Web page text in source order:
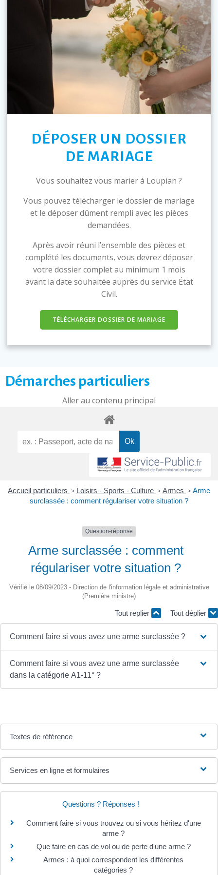
DÉPOSER UN DOSSIER
DE MARIAGE
Vous souhaitez vous marier à Loupian ?
Vous pouvez télécharger le dossier de mariage
et le déposer dûment rempli avec les pièces
demandées.
Après avoir réuni l’ensemble des pièces et
complété les documents, vous devrez déposer
votre dossier complet au minimum 1 mois
avant la date souhaitée auprès du service État
Civil.
TÉLÉCHARGER DOSSIER DE MARIAGE
Démarches particuliers
Aller au contenu principal
Accueil particuliers > Loisirs - Sports - Culture > Armes > Arme
surclassée : comment régulariser votre situation ?
Question-réponse
Arme surclassée : comment
régulariser votre situation ?
Vérifié le 08/09/2023 - Direction de l'information légale et administrative
(Première ministre)
Tout replier Tout déplier
Comment faire si vous avez une arme surclassée ?
Comment faire si vous avez une arme surclassée
dans la catégorie A1-11° ?
Textes de référence
Services en ligne et formulaires
Questions ? Réponses !
Comment faire si vous trouvez ou si vous héritez d'une
arme ?
Que faire en cas de vol ou de perte d'une arme ?
Armes : à quoi correspondent les différentes
catégories ?